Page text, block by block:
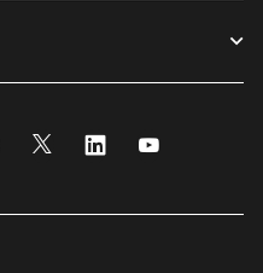
new window
Instagram
a new window
Twitter
Opens a new window
Linkedin
Opens a new
Opens a